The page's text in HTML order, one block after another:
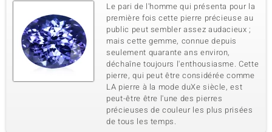
Le pari de l'homme qui présenta pour la
première fois cette pierre précieuse au
public peut sembler assez audacieux ;
mais cette gemme, connue depuis
seulement quarante ans environ,
déchaîne toujours l'enthousiasme. Cette
pierre, qui peut être considérée comme
LA pierre à la mode duXe siècle, est
peut-être être l'une des pierres
précieuses de couleur les plus prisées
de tous les temps.